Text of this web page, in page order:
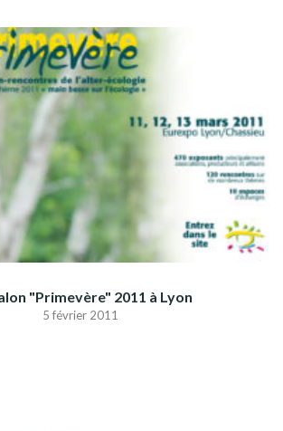
"Primevère" 2011 à Lyon
5 février 2011